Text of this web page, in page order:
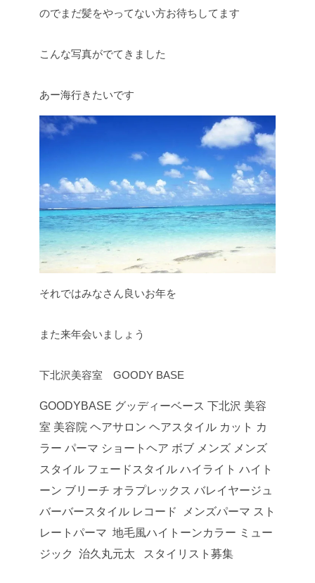
のでまだ髪をやってない方お待ちしてます
こんな写真がでてきました
あー海行きたいです
それではみなさん良いお年を
また来年会いましょう
下北沢美容室 GOODY BASE
GOODYBASE グッディーベース 下北沢 美容
室 美容院 ヘアサロン ヘアスタイル カット カ
ラー パーマ ショートヘア ボブ メンズ メンズ
スタイル フェードスタイル ハイライト ハイト
ーン ブリーチ オラプレックス バレイヤージュ
バーバースタイル レコード メンズパーマ スト
レートパーマ 地毛風ハイトーンカラー ミュー
ジック 治久丸元太 スタイリスト募集